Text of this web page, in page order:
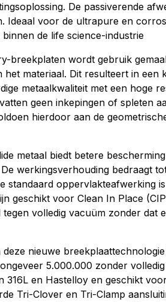
De passiverende
Ideaal voor de ultrapure en
de life science-industrie
breekplaten wordt gebruik
het materiaal. Dit resulteert in een
metaalkwaliteit met een hoge
geen inkepingen of spleten
hierdoor aan de
metaal biedt betere
werkingsverhouding bedraagt
standaard oppervlakteafwerking
geschikt voor Clean In Place
volledig vacuüm zonder dat
nieuwe
5.000.000 zonder
316L en Hastelloy en geschikt
Tri-Clover en Tri-Clamp